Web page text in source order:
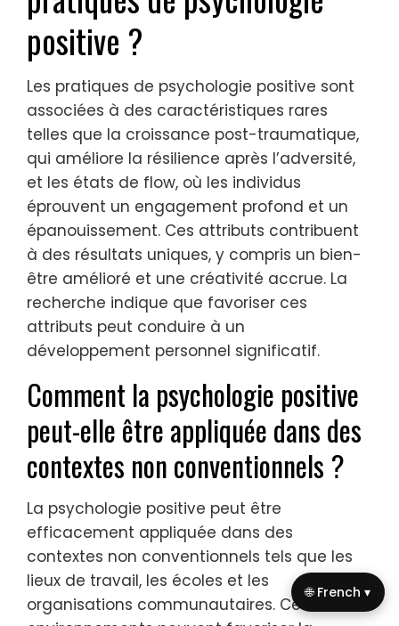
Quelles caractéristiques
rares sont associées aux
pratiques de psychologie
positive ?
Les pratiques de psychologie positive sont
associées à des caractéristiques rares
telles que la croissance post-traumatique,
qui améliore la résilience après l’adversité,
et les états de flow, où les individus
éprouvent un engagement profond et un
épanouissement. Ces attributs contribuent
à des résultats uniques, y compris un bien-
être amélioré et une créativité accrue. La
recherche indique que favoriser ces
attributs peut conduire à un
développement personnel significatif.
Comment la psychologie positive
peut-elle être appliquée dans des
🌐 French ▾